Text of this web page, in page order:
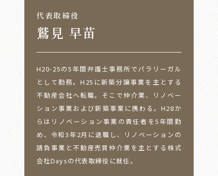
代表取締役
鷲見 早苗
H20-25の5年間弁護士事務所でパラリーガル
として勤務。H25に新築分譲事業を主とする
不動産会社へ転職。そこで仲介業、リノベー
ション事業および新築事業に携わる。H28か
らはリノベーション事業の責任者を5年間勤
め、令和3年2月に退職し、リノベーションの
請負事業と不動産売買仲介業を主とする株式
会社Daysの代表取締役に就任。